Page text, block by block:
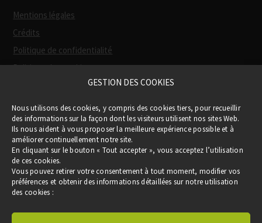
GESTION DES COOKIES
Nous utilisons des cookies, y compris des cookies tiers, pour recueillir
des informations sur la façon dont les visiteurs utilisent nos sites Web.
Ils nous aident à vous proposer la meilleure expérience possible et à
améliorer continuellement notre site.
En cliquant sur le bouton « Tout accepter », vous acceptez l’utilisation
de ces cookies.
Vous pouvez retirer votre consentement à tout moment, modifier vos
préférences et obtenir des informations détaillées sur notre utilisation
des cookies :
Mentions légales
Crédits
Politique de confidentialité
Politique des cookies
le Pass Occitanie)